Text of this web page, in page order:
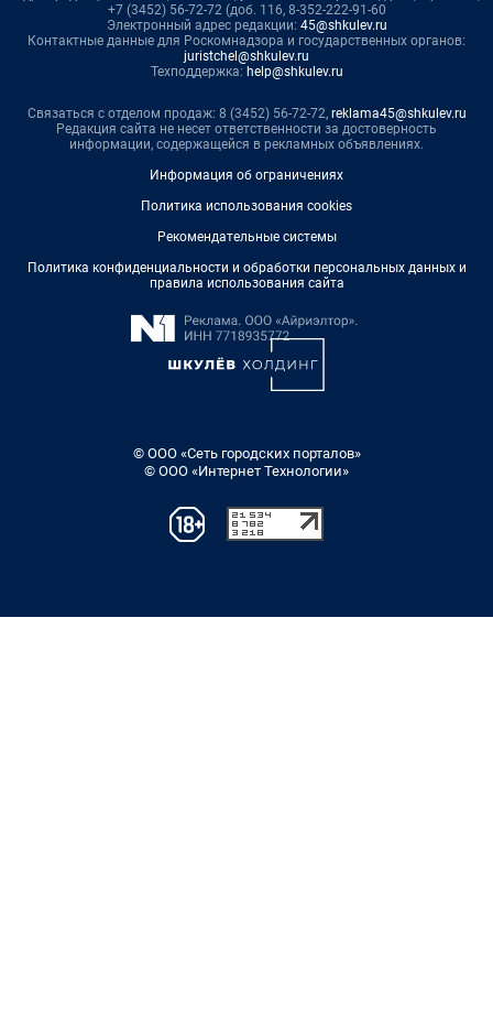
+7 (3452) 56-72-72 (доб. 116, 8-352-222-91-60
Электронный адрес редакции: 45@shkulev.ru
Контактные данные для Роскомнадзора и государственных органов:
juristchel@shkulev.ru
Техподдержка: help@shkulev.ru
Связаться с отделом продаж: 8 (3452) 56-72-72, reklama45@shkulev.ru
Редакция сайта не несет ответственности за достоверность
информации, содержащейся в рекламных объявлениях.
Информация об ограничениях
Политика использования cookies
Рекомендательные системы
Политика конфиденциальности и обработки персональных данных и
правила использования сайта
© ООО «Сеть городских порталов»
© ООО «Интернет Технологии»